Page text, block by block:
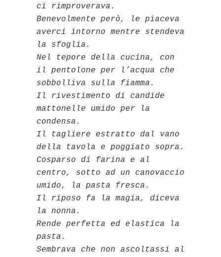
ci rimproverava.
Benevolmente però, le piaceva
averci intorno mentre stendeva
la sfoglia.
Nel tepore della cucina, con
il pentolone per l’acqua che
sobbolliva sulla fiamma.
Il rivestimento di candide
mattonelle umido per la
condensa.
Il tagliere estratto dal vano
della tavola e poggiato sopra.
Cosparso di farina e al
centro, sotto ad un canovaccio
umido, la pasta fresca.
Il riposo fa la magia, diceva
la nonna.
Rende perfetta ed elastica la
pasta.
Sembrava che non ascoltassi al